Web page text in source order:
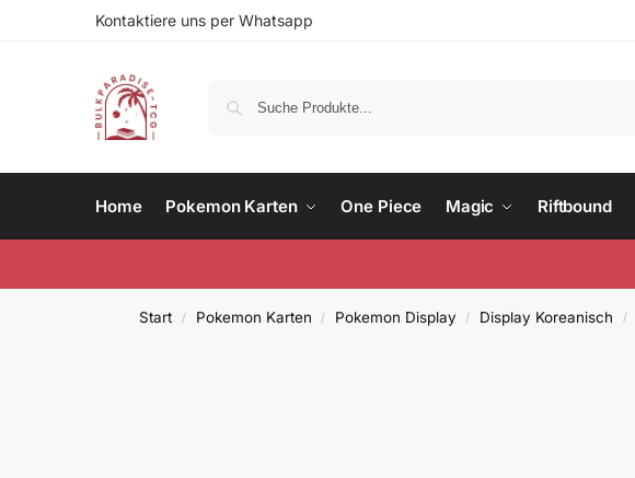
Kontaktiere uns per Whatsapp
Home Pokemon Karten One Piece Magic Riftbound
Start / Pokemon Karten / Pokemon Display / Display Koreanisch /